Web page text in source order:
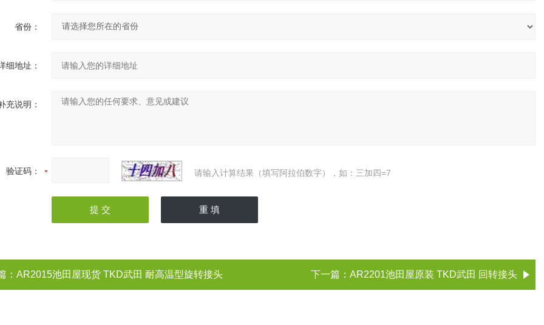
省份：
细地址：
充说明：
验证码： 请输入计算结果（填写阿拉伯数字），如：三加四=7
： AR2015池田屋现货 TKD武田 耐高温型旋转接头 下一篇： AR2201池田屋原装 TKD武田 回转接头